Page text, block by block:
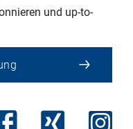
und up-to-